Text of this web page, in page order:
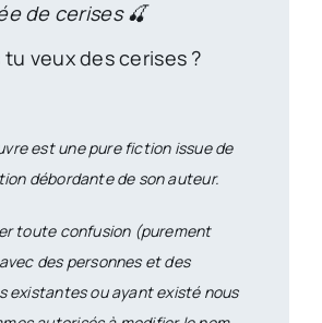
de cerises 🍒
tu veux des cerises ?
est une pure fiction issue de
débordante de son auteur.
toute confusion (purement
des personnes et des
existantes ou ayant existé nous